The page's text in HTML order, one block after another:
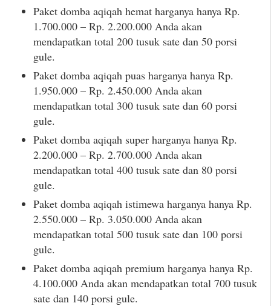
Paket domba aqiqah hemat harganya hanya Rp.
1.700.000 – Rp. 2.200.000 Anda akan
mendapatkan total 200 tusuk sate dan 50 porsi
gule.
Paket domba aqiqah puas harganya hanya Rp.
1.950.000 – Rp. 2.450.000 Anda akan
mendapatkan total 300 tusuk sate dan 60 porsi
gule.
Paket domba aqiqah super harganya hanya Rp.
2.200.000 – Rp. 2.700.000 Anda akan
mendapatkan total 400 tusuk sate dan 80 porsi
gule.
Paket domba aqiqah istimewa harganya hanya Rp.
2.550.000 – Rp. 3.050.000 Anda akan
mendapatkan total 500 tusuk sate dan 100 porsi
gule.
Paket domba aqiqah premium harganya hanya Rp.
4.100.000 Anda akan mendapatkan total 700 tusuk
sate dan 140 porsi gule.